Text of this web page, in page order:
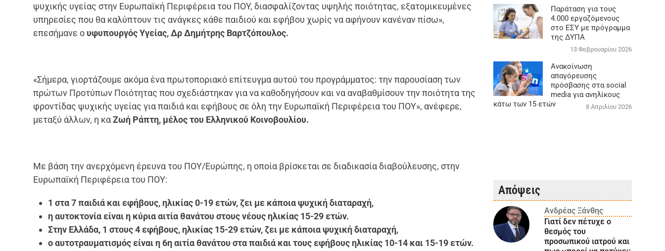
ψυχικής υγείας στην Ευρωπαϊκή Περιφέρεια του ΠΟΥ, διασφαλίζοντας υψηλής ποιότητας, εξατομικευμένες
υπηρεσίες που θα καλύπτουν τις ανάγκες κάθε παιδιού και εφήβου χωρίς να αφήνουν κανέναν πίσω»,
επεσήμανε ο υφυπουργός Υγείας, Δρ Δημήτρης Βαρτζόπουλος.
«Σήμερα, γιορτάζουμε ακόμα ένα πρωτοποριακό επίτευγμα αυτού του προγράμματος: την παρουσίαση των
πρώτων Προτύπων Ποιότητας που σχεδιάστηκαν για να καθοδηγήσουν και να αναβαθμίσουν την ποιότητα της
φροντίδας ψυχικής υγείας για παιδιά και εφήβους σε όλη την Ευρωπαϊκή Περιφέρεια του ΠΟΥ», ανέφερε,
μεταξύ άλλων, η καΖωή Ράπτη, μέλος του Ελληνικού Κοινοβουλίου.
Με βάση την ανερχόμενη έρευνα του ΠΟΥ/Ευρώπης, η οποία βρίσκεται σε διαδικασία διαβούλευσης, στην
Ευρωπαϊκή Περιφέρεια του ΠΟΥ:
1 στα 7 παιδιά και εφήβους, ηλικίας 0-19 ετών, ζει με κάποια ψυχική διαταραχή,
η αυτοκτονία είναι η κύρια αιτία θανάτου στους νέους ηλικίας 15-29 ετών.
Στην Ελλάδα, 1 στους 4 εφήβους, ηλικίας 15-29 ετών, ζει με κάποια ψυχική διαταραχή,
ο αυτοτραυματισμός είναι η 6η αιτία θανάτου στα παιδιά και τους εφήβους ηλικίας 10-14 και 15-19 ετών.
Παράταση για τους
4.000 εργαζόμενους
στο ΕΣΥ με πρόγραμμα
της ΔΥΠΑ
13 Φεβρουαρίου 2026
Ανακοίνωση
απαγόρευσης
πρόσβασης στα social
media για ανηλίκους
κάτω των 15 ετών
8 Απριλίου 2026
Απόψεις
Ανδρέας Ξάνθης
Γιατί δεν πέτυχε ο
θεσμός του
προσωπικού ιατρού και